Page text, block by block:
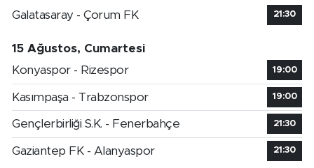
Galatasaray - Çorum FK
21:30
15 Ağustos, Cumartesi
Konyaspor - Rizespor
19:00
Kasımpaşa - Trabzonspor 19:00
Gençlerbirliği S.K. - Fenerbahçe 21:30
Gaziantep FK - Alanyaspor 21:30